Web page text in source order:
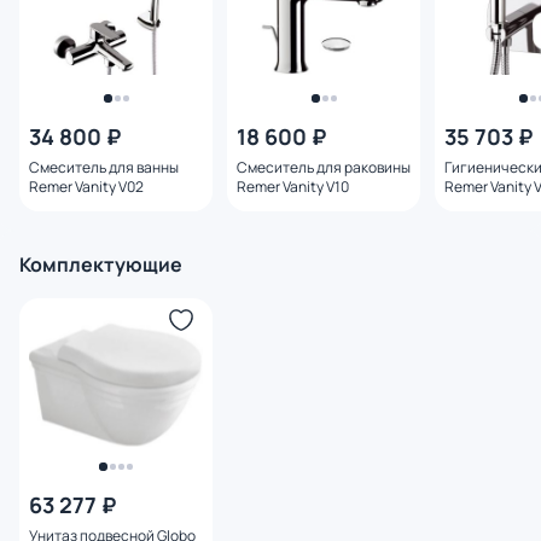
34 800 ₽
Смеситель для ванны
Remer Vanity V02
18 600 ₽
Смеситель для раковины
Remer Vanity V10
35 703 ₽
Remer Vanity
Комплектующие
63 277 ₽
Унитаз подвесной Globo